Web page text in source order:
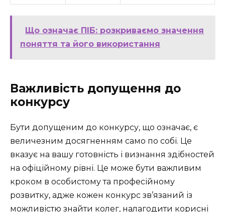
Що означає ПІБ: розкриваємо значення
поняття та його використання
Важливість допущення до
конкурсу
Бути допущеним до конкурсу, що означає, є
величезним досягненням само по собі. Це
вказує на вашу готовність і визнання здібностей
на офіційному рівні. Це може бути важливим
кроком в особистому та професійному
розвитку, адже кожен конкурс зв’язаний із
можливістю знайти колег, налагодити корисні